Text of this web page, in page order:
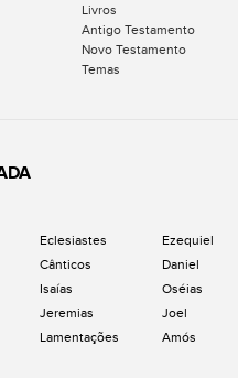
Livros
Antigo Testamento
Novo Testamento
Temas
Eclesiastes
Cânticos
Isaías
Jeremias
Lamentações
Ezequiel
Daniel
Oséias
Joel
Amós